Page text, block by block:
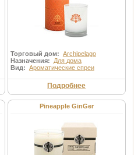
Торговый дом: Archipelago
Назначения: Для дома
Вид: Ароматические спреи
Подробнее
Pineapple GinGer